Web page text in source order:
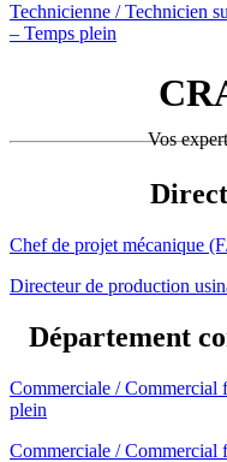
Technicienne / Technicien
– Temps plein
Vos
Chef de projet mécanique
Directeur de production
Département
Commerciale / Commercial
plein
Commerciale / Commercial